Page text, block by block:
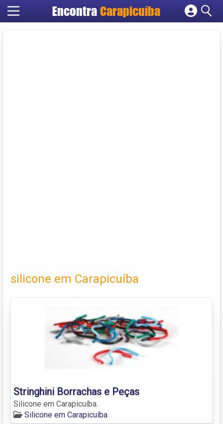
EncontraCarapicuíba
Cadastrar empresa
silicone em Carapicuíba
Stringhini Borrachas e Peças
Silicone em Carapicuíba.
Silicone em Carapicuíba